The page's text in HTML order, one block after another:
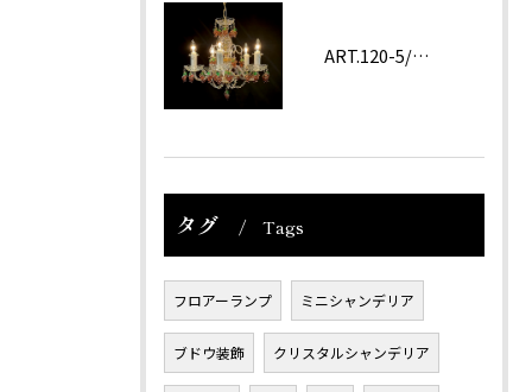
ART.120-5/62 Amethyst
タグ Tags
フロアーランプ ミニシャンデリア
ブドウ装飾 クリスタルシャンデリア